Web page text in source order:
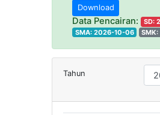
Download
Data Pencairan: SD:
SMA: 2026-10-06
Tahun